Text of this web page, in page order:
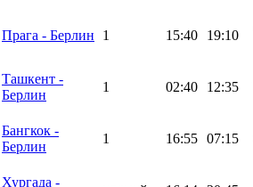
Прага - Берлин 1 15:40 19:10
Ташкент -
Берлин
1 02:40 12:35
Бангкок -
Берлин
1 16:55 07:15
Хургада -